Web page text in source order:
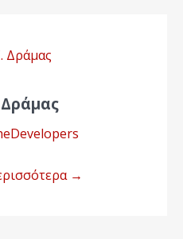
Δράμας
Δράμας
→